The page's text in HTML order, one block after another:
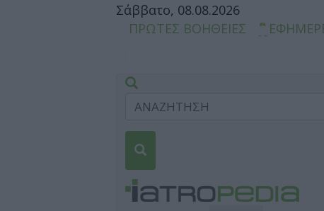
Σάββατο, 08.08.2026
ΠΡΩΤΕΣ ΒΟΗΘΕΙΕΣ